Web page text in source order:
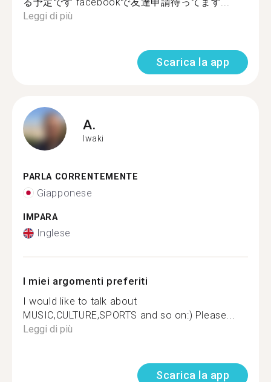
Leggi di più
Scarica la app
A.
Iwaki
PARLA CORRENTEMENTE
Giapponese
IMPARA
Inglese
I miei argomenti preferiti
I would like to talk about
MUSIC,CULTURE,SPORTS and so on:) Please...
Leggi di più
Scarica la app